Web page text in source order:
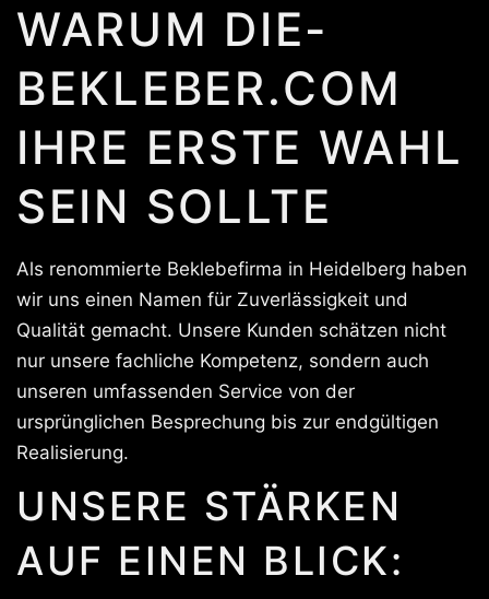
WARUM DIE-
BEKLEBER.COM
IHRE ERSTE WAHL
SEIN SOLLTE
Als renommierte Beklebefirma in Heidelberg haben
wir uns einen Namen für Zuverlässigkeit und
Qualität gemacht. Unsere Kunden schätzen nicht
nur unsere fachliche Kompetenz, sondern auch
unseren umfassenden Service von der
ursprünglichen Besprechung bis zur endgültigen
Realisierung.
UNSERE STÄRKEN
AUF EINEN BLICK: